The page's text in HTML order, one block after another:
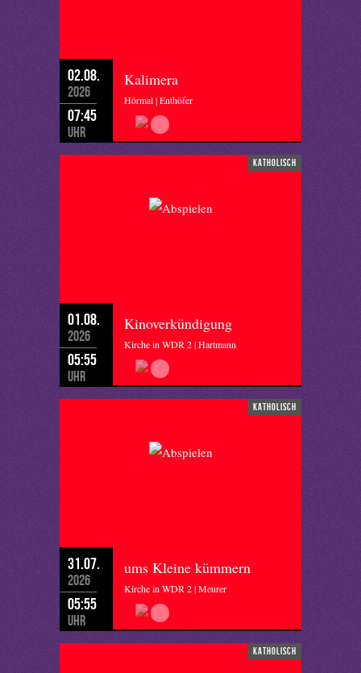
02.08.
2026
07:45
Uhr
Kalimera
Hörmal | Enthöfer
katholisch
01.08.
2026
05:55
Uhr
Kinoverkündigung
Kirche in WDR 2 | Hartmann
katholisch
31.07.
2026
05:55
Uhr
ums Kleine kümmern
Kirche in WDR 2 | Meurer
katholisch